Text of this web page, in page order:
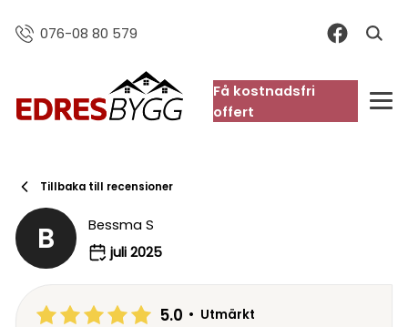
076-08 80 579
Få kostnadsfri
offert
Tillbaka till recensioner
B
Bessma S
juli 2025
5.0 • Utmärkt